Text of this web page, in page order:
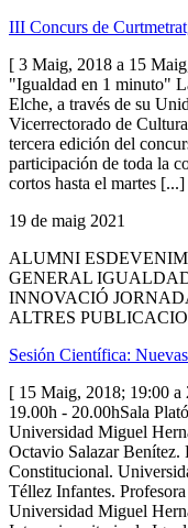
III Concurs de
[ 3 Maig, 2018 a 15
"Igualdad en 1 minuto"
Elche, a través de su
Vicerrectorado de
tercera edición del
participación de toda la
cortos hasta el martes [...]
19 de maig 2021
ALUMNI
GENERAL
INNOVACIÓ
ALTRES
Sesión Científica:
[ 15 Maig, 2018; 19:00
19.00h - 20.00hSala
Universidad Miguel
Octavio Salazar Benítez.
Constitucional.
Téllez Infantes.
Universidad Miguel